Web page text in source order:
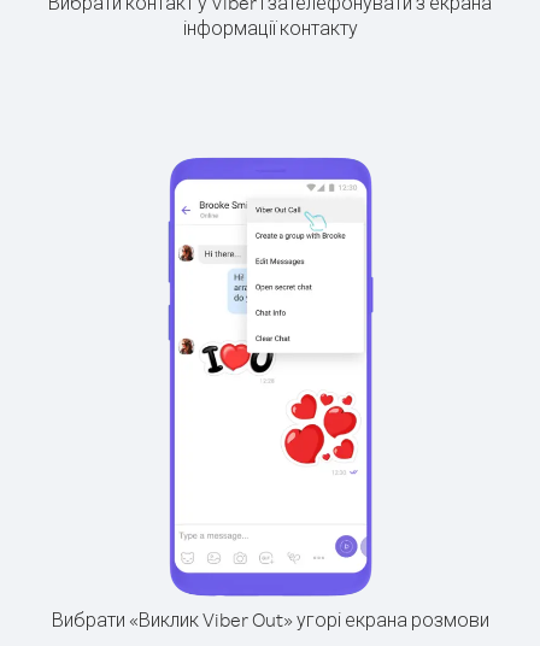
інформації контакту
Вибрати «Виклик Viber Out» угорі екрана розмови